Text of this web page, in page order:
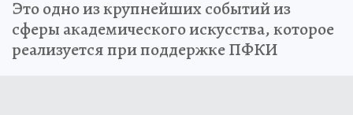
Это одно из крупнейших событий из
сферы академического искусства, которое
реализуется при поддержке ПФКИ